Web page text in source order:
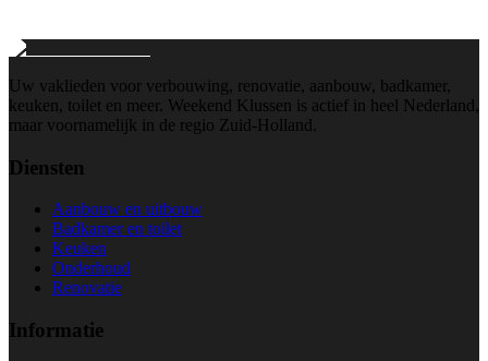
Uw vaklieden voor verbouwing, renovatie, aanbouw, badkamer,
keuken, toilet en meer. Weekend Klussen is actief in heel Nederland,
maar voornamelijk in de regio Zuid-Holland.
Diensten
Aanbouw en uitbouw
Badkamer en toilet
Keuken
Onderhoud
Renovatie
Informatie